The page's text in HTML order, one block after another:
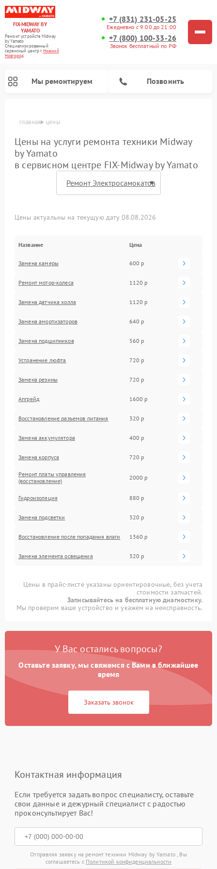
FIX-MIDWAY BY
YAMATO
Ремонт устройств Midway
by Yamato
Специализированный
cервисный центр г.Нижний
Новгород
+7 (831) 231-05-25
Ежедневно с 9:00 до 21:00
+7 (800) 100-33-26
Звонок бесплатный по РФ
Мы ремонтируем Позвонить
главная цены
Цены на услуги ремонта техники Midway
by Yamato
в сервисном центре FIX-Midway by Yamato
Цены актуальны на текущую дату 08.08.2026
Название Цена
Замена камеры 600 р
Ремонт мотор-колеса 1120 р
Замена датчика холла 1120 р
Замена амортизаторов 640 р
Замена подшипников 560 р
Устранение люфта 720 р
Замена резины 720 р
Апгрейд 1600 р
Восстановление разъемов питания 320 р
Замена аккумулятора 400 р
Замена корпуса 720 р
Ремонт платы управления
(восстановление)
2000 р
Гидроизоляция 880 р
Замена подсветки 320 р
Восстановление после попадания влаги 1360 р
Замена элемента освещения 320 р
Цены в прайс-листе указаны ориентировочные, без учета
стоимости запчастей.
Записывайтесь на бесплатную диагностику.
Мы проверим ваше устройство и укажем на неисправность.
У Вас остались вопросы?
Оставьте заявку, мы свяжемся с Вами в ближайшее
время
Заказать звонок
Контактная информация
Если требуется задать вопрос специалисту, оставьте
свои данные и дежурный специалист с радостью
проконсультирует Вас!
Отправляя заявку на ремонт техники Midway by Yamato , Вы
соглашаетесь с Политикой конфиденциальности